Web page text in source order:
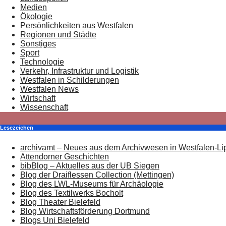
Medien
Ökologie
Persönlichkeiten aus Westfalen
Regionen und Städte
Sonstiges
Sport
Technologie
Verkehr, Infrastruktur und Logistik
Westfalen in Schilderungen
Westfalen News
Wirtschaft
Wissenschaft
Lesezeichen
archivamt – Neues aus dem Archivwesen in Westfalen-
Attendorner Geschichten
bibBlog – Aktuelles aus der UB Siegen
Blog der Draiflessen Collection (Mettingen)
Blog des LWL-Museums für Archäologie
Blog des Textilwerks Bocholt
Blog Theater Bielefeld
Blog Wirtschaftsförderung Dortmund
Blogs Uni Bielefeld